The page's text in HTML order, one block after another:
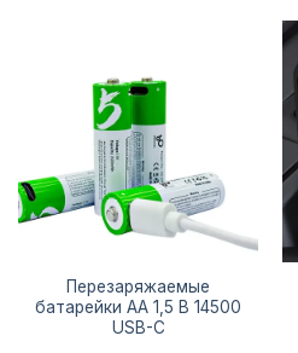
Перезаряжаемые
батарейки AA 1,5 В 14500
USB-C